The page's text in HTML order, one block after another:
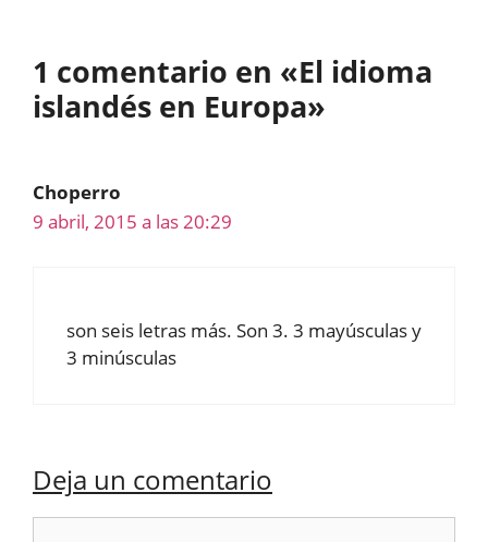
1 comentario en «El idioma
islandés en Europa»
Choperro
9 abril, 2015 a las 20:29
son seis letras más. Son 3. 3 mayúsculas y
3 minúsculas
Deja un comentario